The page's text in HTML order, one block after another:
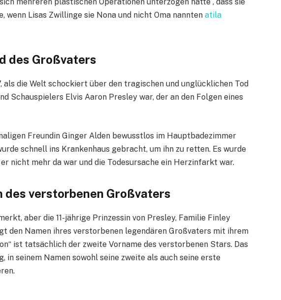
wenn Lisas Zwillinge sie Nona und nicht Oma nanntenatila
des Großvaters
als die Welt schockiert über den tragischen und unglücklichen Tod
Schauspielers Elvis Aaron Presley war, der an den Folgen eines
Freundin Ginger Alden bewusstlos im Hauptbadezimmer
schnell ins Krankenhaus gebracht, um ihn zu retten. Es wurde
nicht mehr da war und die Todesursache ein Herzinfarkt war.
des verstorbenen Großvaters
aber die 11-jährige Prinzessin von Presley, Familie Finley
den Namen ihres verstorbenen legendären Großvaters mit ihrem
ist tatsächlich der zweite Vorname des verstorbenen Stars. Das
in seinem Namen sowohl seine zweite als auch seine erste